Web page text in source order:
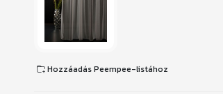
Hozzáadás Peempee-listához